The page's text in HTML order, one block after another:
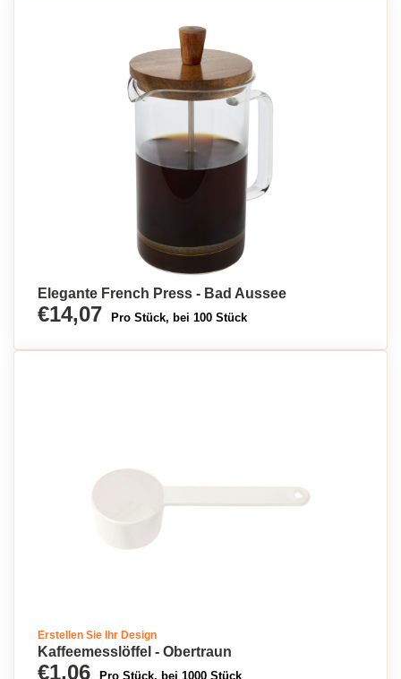
Elegante French Press - Bad Aussee
€14,07 Pro Stück, bei 100 Stück
Erstellen Sie Ihr Design
Kaffeemesslöffel - Obertraun
€1,06 Pro Stück, bei 1000 Stück